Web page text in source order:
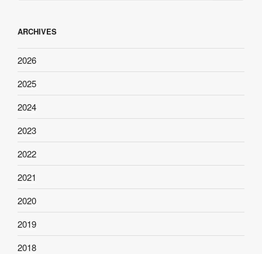
ARCHIVES
2026
2025
2024
2023
2022
2021
2020
2019
2018